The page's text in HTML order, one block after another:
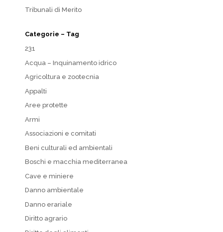
Tribunali di Merito
Categorie – Tag
231
Acqua – Inquinamento idrico
Agricoltura e zootecnia
Appalti
Aree protette
Armi
Associazioni e comitati
Beni culturali ed ambientali
Boschi e macchia mediterranea
Cave e miniere
Danno ambientale
Danno erariale
Diritto agrario